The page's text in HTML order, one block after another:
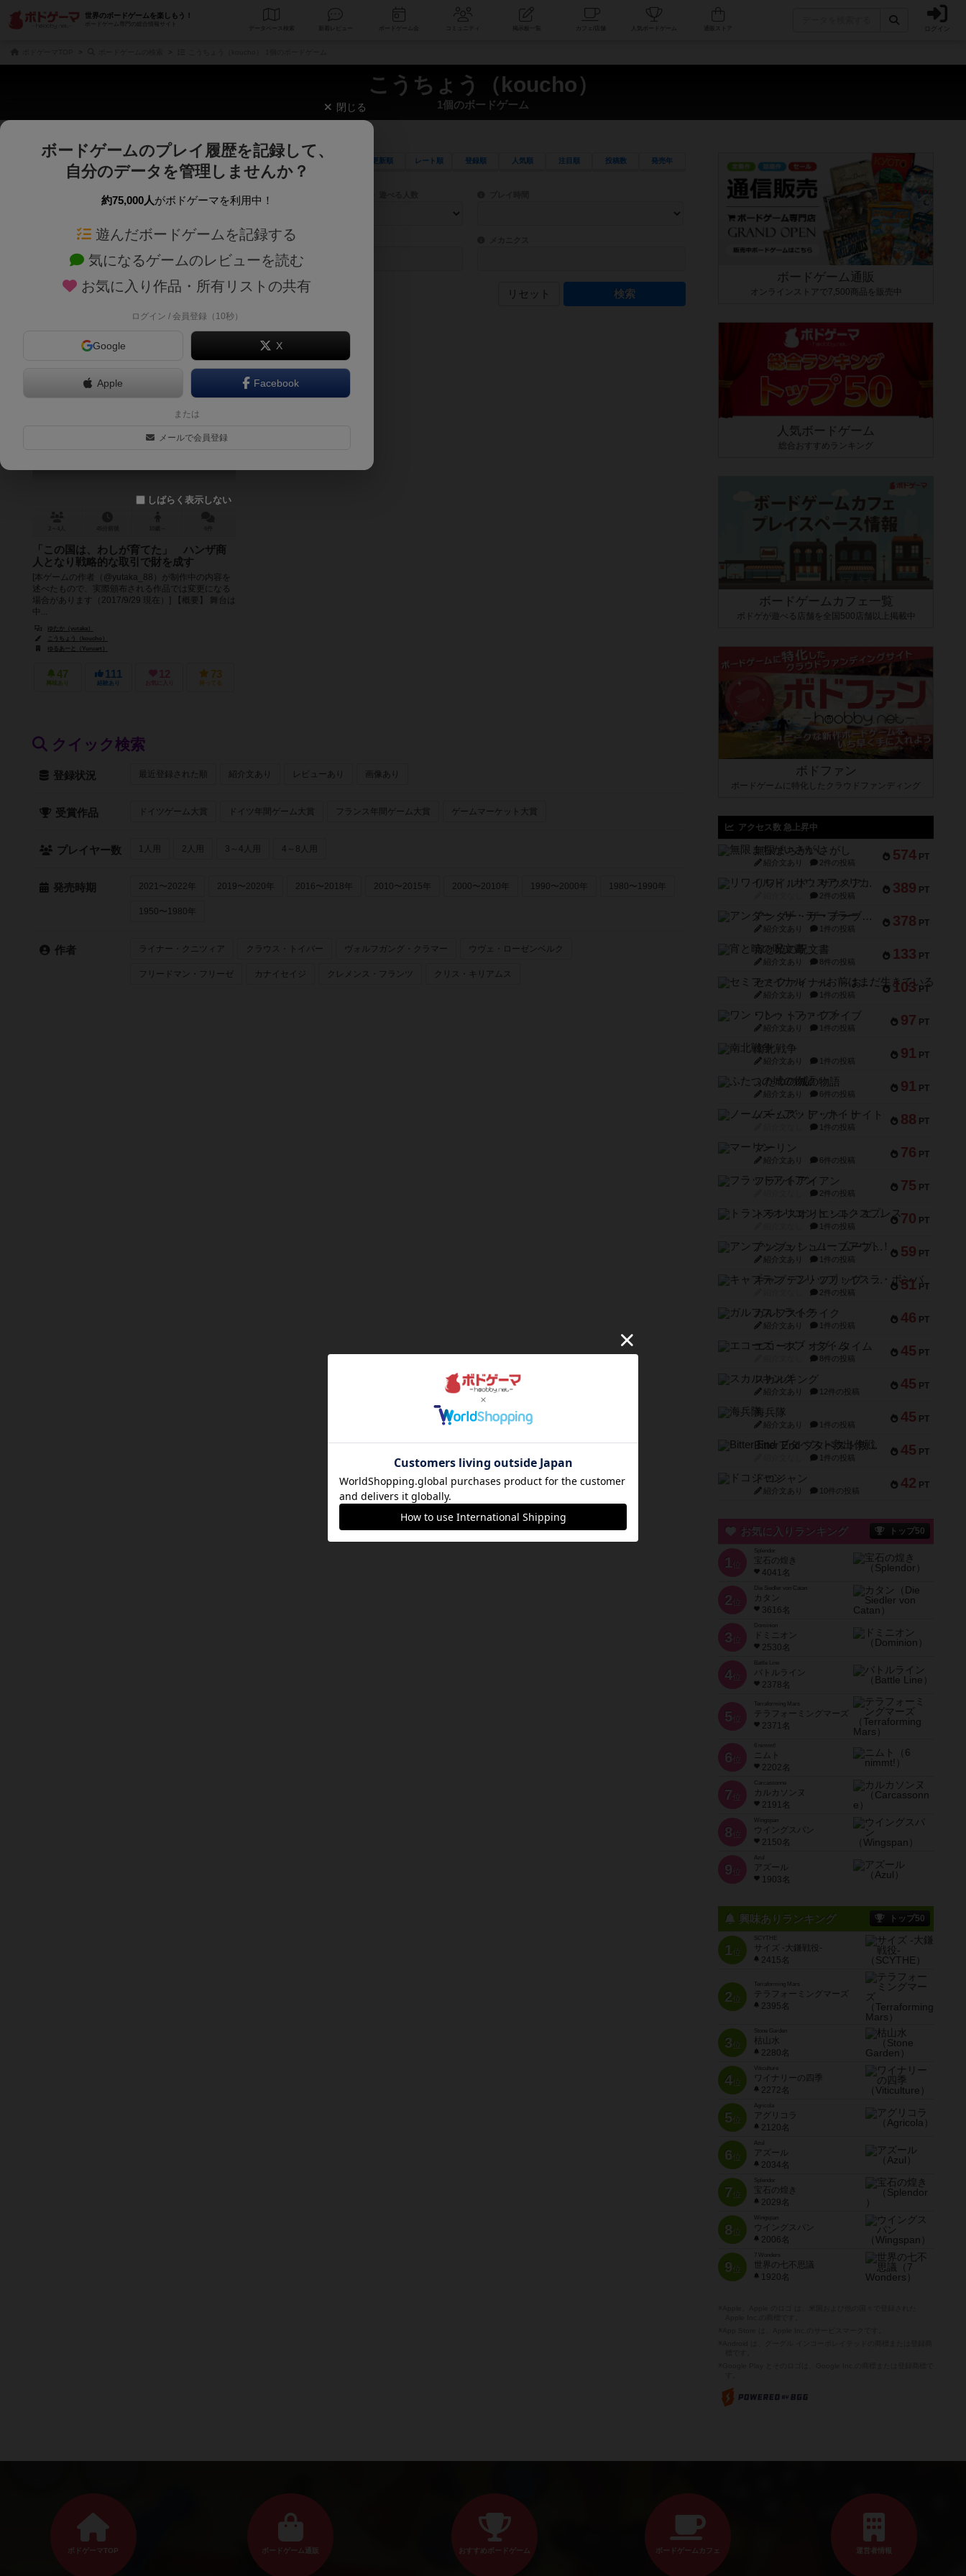
世界のボードゲームを楽しもう！
ボードゲーム専門の総合情報サイト
データベース コミュニティ 人気ボードゲーム ログイン
こうちょう（koucho）
1個のボードゲーム
じっくり表示 更新順 レート順 登録順 人気順 注目順 投稿数 発売年
商品名、商品説明文、デザイナー名、テーマ名、メカニクス名を対象にフリーワード検索ができます。
ゲームデザイナー名を指定して検索できます。
ゲームデザイナー 目安となる所要時間を指定することができます。マニュアルを読む時間や参加者へのルール説明時間は含まれていないため、初めて
対象年齢を指定します。 世界観や登場人物などモチーフ・ストーリーを指定することができます。直感的にゲームシステムを理解できるよう、中世ファンタジー・クッキング・海賊同士の対決など、ゲームコンセプトを絞
テーマ/フレーバー ゲーム性を構成するコアシステムです。主にボードゲームに慣れている方向けの絞込機能です。例えば「ダイスロール」はランダ
リセット
6.0
「この国は、わしが育てた」 ハンザ商
人となり戦略的な取引で財を成す
[本ゲームの作者（@yutaka_88）が制作中の内容を
述べたもので、実際頒布される作品では変更になる
場合があります（2017/9/29 現在）] 【概要】 舞台は
中...
ゆたか（yutaka）
こうちょう（koucho）
ゆるあーと（Yuruart）
47
興味あり
111
経験あり
12
お気に入り
73
持ってる
クイック検索
登録状況 最近登録された順 紹介文あり レビューあり 画像あり
受賞作品 ドイツゲーム大賞 ドイツ年間ゲーム大賞 フランス年間ゲーム大賞 ゲームマーケット大賞
プレイヤー数 1人用 2人用 3～4人用 4～8人用
発売時期 2021〜2022年 2019〜2020年 2016〜2018年 2010〜2015年 2000〜2010年 1990〜2000年 1980〜1990年
1950〜1980年
作者 ライナー・クニツィア クラウス・トイバー ヴォルフガング・クラマー ウヴェ・ローゼンベルク
フリードマン・フリーゼ カナイセイジ クレメンス・フランツ クリス・キリアムス
ボードゲーム通販
オンラインストアで7,500商品を販売中
人気ボードゲーム
総合おすすめランキング
ボードゲームカフェ一覧
ボドゲが遊べる店舗を全国500店舗以上掲載中
ボドファン
ボードゲームに特化したクラウドファンディング
アクセス数 急上昇中
574 PT
無限まちがいさがし
紹介文あり 2件の投稿
389 PT
リワイルド：サウスアメリカ
2件の投稿
378 PT
アンダー・ザ・テーブラー
紹介文あり 1件の投稿
133 PT
宵と暁の呪文書
紹介文あり 8件の投稿
103 PT
セミファイナル ～お前はまだ生きている～
紹介文あり 1件の投稿
97 PT
ワン・トゥ・ファイブ
紹介文あり 1件の投稿
91 PT
南北戦争
紹介文あり 1件の投稿
91 PT
ふたつの城の物語
紹介文あり 6件の投稿
88 PT
ノームズ・アット・ナイト
1件の投稿
76 PT
マーリン
紹介文あり 6件の投稿
75 PT
フラットアイアン
2件の投稿
70 PT
トランスオリエント・エクスプレス
1件の投稿
59 PT
アンブッシュ！：ムーブアウト！
紹介文あり 1件の投稿
51 PT
キャプテン・フリップ：イスラ・ボンバ
2件の投稿
46 PT
ガルフストライク
紹介文あり 1件の投稿
45 PT
エコーズ・オブ・タイム
8件の投稿
45 PT
スカルキング
紹介文あり 12件の投稿
45 PT
海兵隊
紹介文あり 1件の投稿
45 PT
Bitter End ブタペスト救出作戦
1件の投稿
42 PT
ドコジャン
紹介文あり 10件の投稿
お気に入りランキング トップ50
1 位
宝石の煌き
4041名
2 位
Die Siedler von Catan
カタン
3616名
3 位
ドミニオン
2530名
4位
Battle Line
バトルライン
2378名
5 位
Terraforming Mars
テラフォーミングマーズ
2371名
6 位
ニムト
2202名
7 位
Carcassonne
カルカソンヌ
2191名
8 位
Wingspan
ウイングスパン
2150名
9 位
Azul
アズール
1903名
興味ありランキング トップ50
1位
SCYTHE
サイズ -大鎌戦役-
2415名
2位
Terraforming Mars
テラフォーミングマーズ
2395名
3位
Stone Garden
枯山水
2280名
4位
Viticulture
ワイナリーの四季
2272名
5位
Agricola
アグリコラ
2120名
6位
Azul
アズール
2034名
7位
宝石の煌き
2029名
8位
Wingspan
ウイングスパン
2006名
9位
7 Wonders
世界の七不思議
1920名
閉じる
ボードゲームのプレイ履歴を記録して、
自分のデータを管理しませんか？
約75,000人がボドゲーマを利用中！
遊んだボードゲームを記録する
気になるゲームのレビューを読む
お気に入り作品・所有リストの共有
ログイン / 会員登録（10秒）
Google X
Apple Facebook
または
メールで会員登録
しばらく表示しない
ボドゲーマTOP ボードゲーム通販 おすすめボードゲーム ボードゲームカフェ 運営者情報